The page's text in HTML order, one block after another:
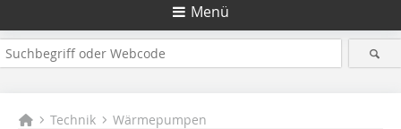
Menü
Technik Wärmepumpen